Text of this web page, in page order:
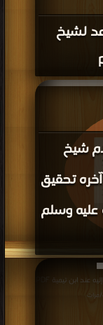
لشيخ
شيخ
تحقيق
عليه وسلم
ابن تيمية عن الجان
وفي آخره تحقيق البرهان في رسالة محمد صلى الله عليه وسلم إلى الجان PDF مجانا |
مرات